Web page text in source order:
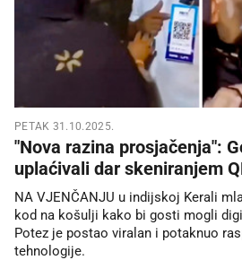
PETAK 31.10.2025.
"Nova razina prosjačenja":
uplaćivali dar skeniranjem
NA VJENČANJU u indijskoj Kerali
kod na košulji kako bi gosti mogli
Potez je postao viralan i potaknuo
tehnologije.